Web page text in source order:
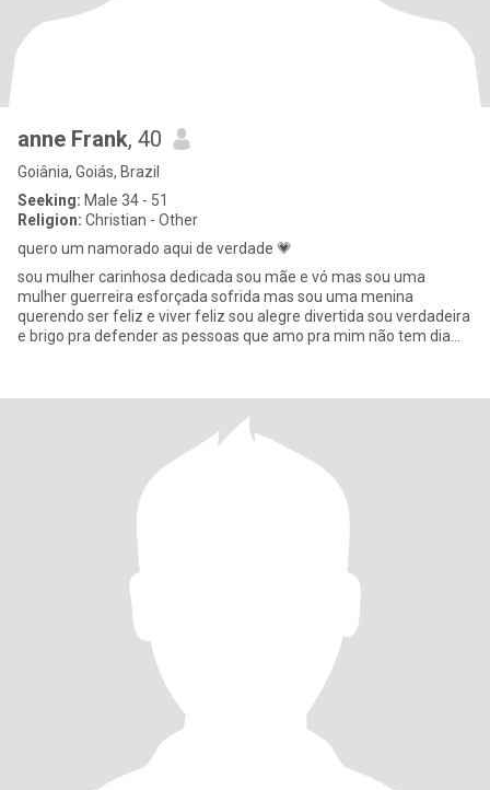
anne Frank, 40
Goiânia, Goiás, Brazil
Seeking: Male 34 - 51
Religion: Christian - Other
quero um namorado aqui de verdade 💗
sou mulher carinhosa dedicada sou mãe e vó mas sou uma
mulher guerreira esforçada sofrida mas sou uma menina
querendo ser feliz e viver feliz sou alegre divertida sou verdadeira
e brigo pra defender as pessoas que amo pra mim não tem dia